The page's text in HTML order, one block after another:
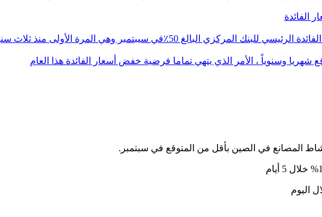
الفائدة
50٪في سيبتمبر وهي المرة الأولى منذ ثلاث سنوات
المصانع في الصين بأقل من المتوقع في سبتمبر.